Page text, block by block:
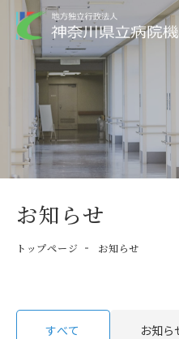
お知らせ
トップページ お知らせ
すべて お知ら